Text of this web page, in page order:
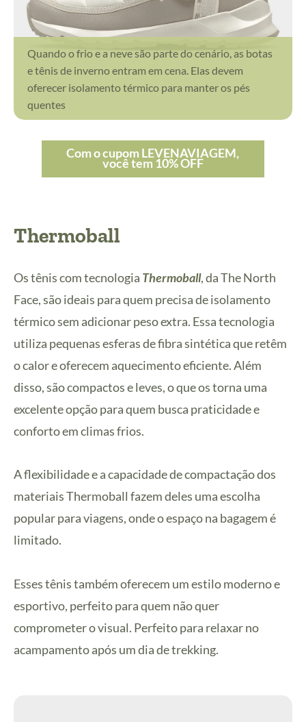
Quando o frio e a neve são parte do cenário, as botas
e tênis de inverno entram em cena. Elas devem
oferecer isolamento térmico para manter os pés
quentes
Com o cupom LEVENAVIAGEM,
você tem 10% OFF
Thermoball
Os tênis com tecnologia Thermoball, da The North
Face, são ideais para quem precisa de isolamento
térmico sem adicionar peso extra. Essa tecnologia
utiliza pequenas esferas de fibra sintética que retêm
o calor e oferecem aquecimento eficiente. Além
disso, são compactos e leves, o que os torna uma
excelente opção para quem busca praticidade e
conforto em climas frios.
A flexibilidade e a capacidade de compactação dos
materiais Thermoball fazem deles uma escolha
popular para viagens, onde o espaço na bagagem é
limitado.
Esses tênis também oferecem um estilo moderno e
esportivo, perfeito para quem não quer
comprometer o visual. Perfeito para relaxar no
acampamento após um dia de trekking.